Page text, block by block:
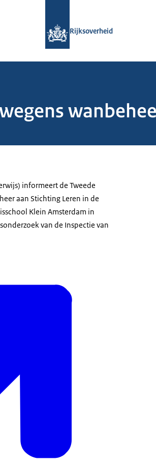
Rijksoverheid
informeert de Tweede
aan Stichting Leren in de
Klein Amsterdam in
van de Inspectie van